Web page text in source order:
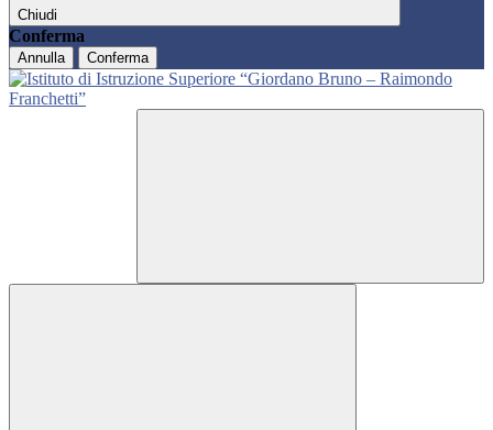
Chiudi
Conferma
Annulla Conferma